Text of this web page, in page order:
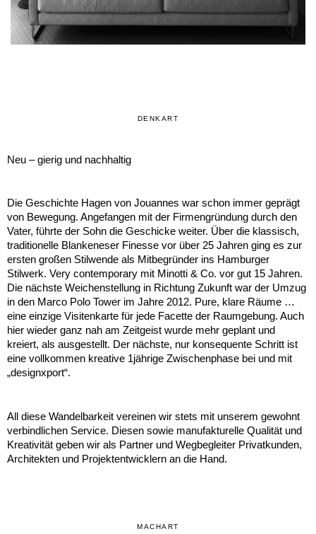
DENKART
Neu – gierig und nachhaltig
Die Geschichte Hagen von Jouannes war schon immer geprägt
von Bewegung. Angefangen mit der Firmengründung durch den
Vater, führte der Sohn die Geschicke weiter. Über die klassisch,
traditionelle Blankeneser Finesse vor über 25 Jahren ging es zur
ersten großen Stilwende als Mitbegründer ins Hamburger
Stilwerk. Very contemporary mit Minotti & Co. vor gut 15 Jahren.
Die nächste Weichenstellung in Richtung Zukunft war der Umzug
in den Marco Polo Tower im Jahre 2012. Pure, klare Räume …
eine einzige Visitenkarte für jede Facette der Raumgebung. Auch
hier wieder ganz nah am Zeitgeist wurde mehr geplant und
kreiert, als ausgestellt. Der nächste, nur konsequente Schritt ist
eine vollkommen kreative 1jährige Zwischenphase bei und mit
„designxport“.
All diese Wandelbarkeit vereinen wir stets mit unserem gewohnt
verbindlichen Service. Diesen sowie manufakturelle Qualität und
Kreativität geben wir als Partner und Wegbegleiter Privatkunden,
Architekten und Projektentwicklern an die Hand.
MACHART